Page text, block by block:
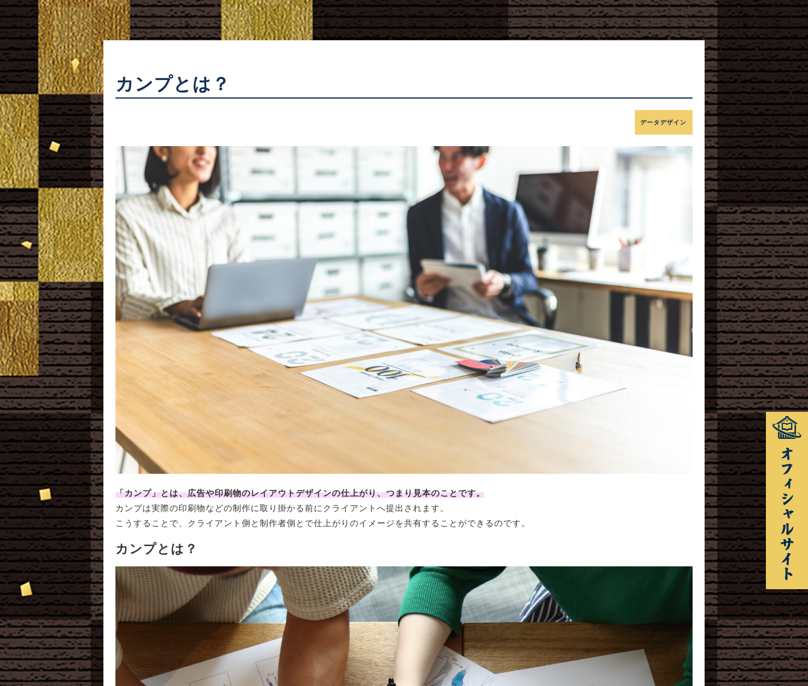
カンプとは？
データデザイン
「カンプ」とは、広告や印刷物のレイアウトデザインの仕上がり、つまり見本のことです。
カンプは実際の印刷物などの制作に取り掛かる前にクライアントへ提出されます。
こうすることで、クライアント側と制作者側とで仕上がりのイメージを共有することができるのです。
カンプとは？